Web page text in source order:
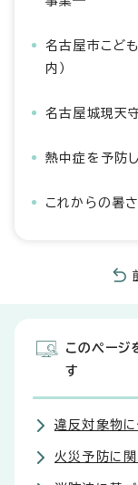
名古屋市こど
内）
名古屋城現天
熱中症を予防し
これからの暑
このページ
す
違反対象物
火災予防に関